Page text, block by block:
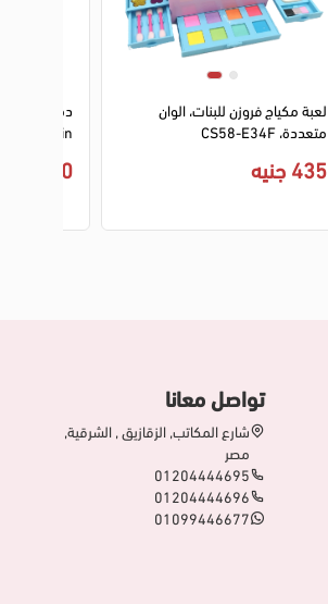
450 جنيه
لعبة مكياج فروزن للبنات، الوان
متعددة، CS58-E34F
435 جنيه
1
تواصل معانا
شارع المكاتب, الزقازيق , الشرقية,
مصر
01204444695
01204444696
01099446677